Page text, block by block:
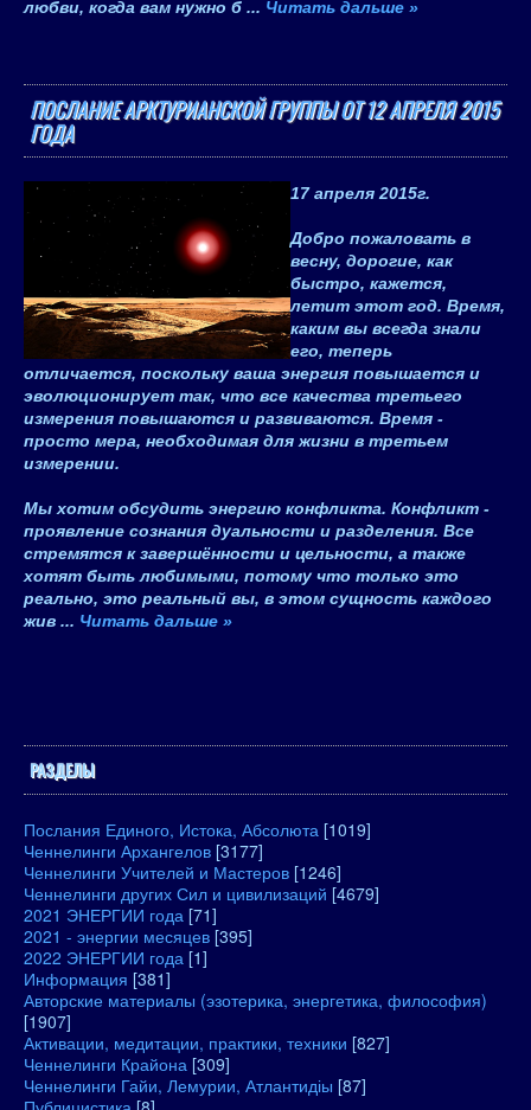
любви, когда вам нужно б ... Читать дальше »
ПОСЛАНИЕ АРКТУРИАНСКОЙ ГРУППЫ ОТ 12 АПРЕЛЯ 2015
ГОДА
17 апреля 2015г.
Добро пожаловать в
весну, дорогие, как
быстро, кажется,
летит этот год. Время,
каким вы всегда знали
его, теперь
отличается, поскольку ваша энергия повышается и
эволюционирует так, что все качества третьего
измерения повышаются и развиваются. Время -
просто мера, необходимая для жизни в третьем
измерении.
Мы хотим обсудить энергию конфликта. Конфликт -
проявление сознания дуальности и разделения. Все
стремятся к завершённости и цельности, а также
хотят быть любимыми, потому что только это
реально, это реальный вы, в этом сущность каждого
жив ... Читать дальше »
РАЗДЕЛЫ
Послания Единого, Истока, Абсолюта [1019]
Ченнелинги Архангелов [3177]
Ченнелинги Учителей и Мастеров [1246]
Ченнелинги других Сил и цивилизаций [4679]
2021 ЭНЕРГИИ года [71]
2021 - энергии месяцев [395]
2022 ЭНЕРГИИ года [1]
Информация [381]
Авторские материалы (эзотерика, энергетика, философия)
[1907]
Активации, медитации, практики, техники [827]
Ченнелинги Крайона [309]
Ченнелинги Гайи, Лемурии, Атлантидіы [87]